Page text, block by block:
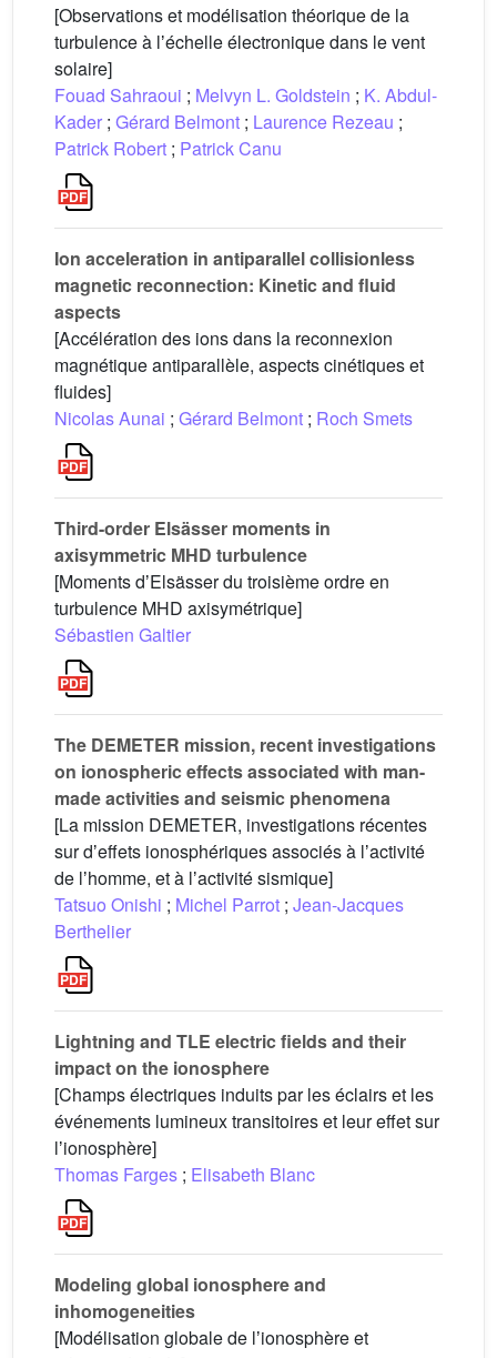
[Observations et modélisation théorique de la
turbulence à lʼéchelle électronique dans le vent
solaire]
Fouad Sahraoui ; Melvyn L. Goldstein ; K. Abdul-
Kader ; Gérard Belmont ; Laurence Rezeau ;
Patrick Robert ; Patrick Canu
Ion acceleration in antiparallel collisionless
magnetic reconnection: Kinetic and fluid
aspects
[Accélération des ions dans la reconnexion
magnétique antiparallèle, aspects cinétiques et
fluides]
Nicolas Aunai ; Gérard Belmont ; Roch Smets
Third-order Elsässer moments in
axisymmetric MHD turbulence
[Moments dʼElsässer du troisième ordre en
turbulence MHD axisymétrique]
Sébastien Galtier
The DEMETER mission, recent investigations
on ionospheric effects associated with man-
made activities and seismic phenomena
[La mission DEMETER, investigations récentes
sur dʼeffets ionosphériques associés à lʼactivité
de lʼhomme, et à lʼactivité sismique]
Tatsuo Onishi ; Michel Parrot ; Jean-Jacques
Berthelier
Lightning and TLE electric fields and their
impact on the ionosphere
[Champs électriques induits par les éclairs et les
événements lumineux transitoires et leur effet sur
lʼionosphère]
Thomas Farges ; Elisabeth Blanc
Modeling global ionosphere and
inhomogeneities
[Modélisation globale de lʼionosphère et